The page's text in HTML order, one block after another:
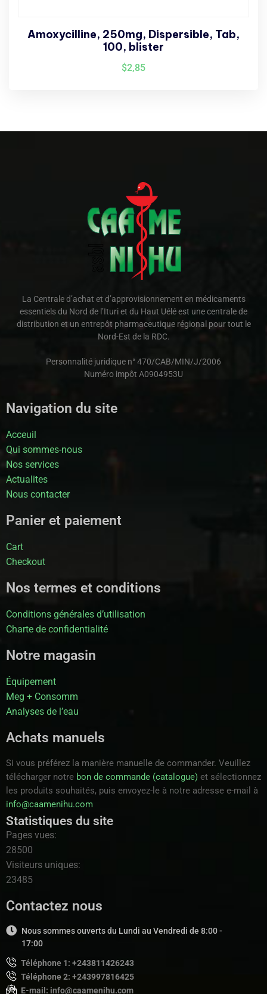
Amoxycilline, 250mg, Dispersible, Tab,
100, blister
$2,85
La Centrale d’achat et d’approvisionnement en médicaments
essentiels du Nord de l’Ituri et du Haut Uélé est une centrale de
distribution et un entrepôt pharmaceutique régional pour tout le
Nord-Est de la RDC.
Personnalité juridique n° 470/CAB/MIN/J/2006
Numéro impôt A0904953U
Navigation du site
Acceuil
Qui sommes-nous
Nos services
Actualites
Nous contacter
Panier et paiement
Cart
Checkout
Nos termes et conditions
Conditions générales d’utilisation
Charte de confidentialité
Notre magasin
Équipement
Meg + Consomm
Analyses de l’eau
Achats manuels
Si vous préférez la manière manuelle de commander. Veuillez
télécharger notre bon de commande (catalogue) et sélectionnez
les produits souhaités, puis envoyez-le à notre adresse e-mail à
info@caamenihu.com
Statistiques du site
Pages vues:
28500
Visiteurs uniques:
23485
Contactez nous
Nous sommes ouverts du Lundi au Vendredi de 8:00 -
17:00
Téléphone 1: +243811426243
Téléphone 2: +243997816425
E-mail: info@caamenihu.com